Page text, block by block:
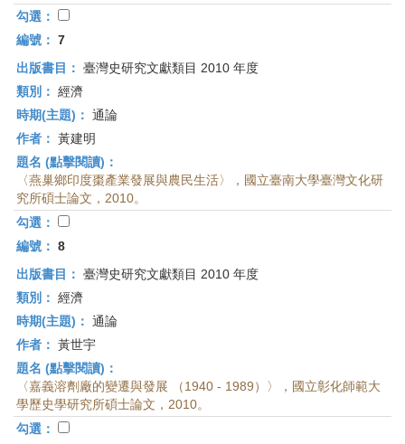
勾選：
編號： 7
出版書目： 臺灣史研究文獻類目 2010 年度
類別： 經濟
時期(主題)： 通論
作者： 黃建明
題名 (點擊閱讀)：
〈燕巢鄉印度棗產業發展與農民生活〉，國立臺南大學臺灣文化研
究所碩士論文，2010。
勾選：
編號： 8
出版書目： 臺灣史研究文獻類目 2010 年度
類別： 經濟
時期(主題)： 通論
作者： 黃世宇
題名 (點擊閱讀)：
〈嘉義溶劑廠的變遷與發展 （1940 - 1989）〉，國立彰化師範大
學歷史學研究所碩士論文，2010。
勾選：